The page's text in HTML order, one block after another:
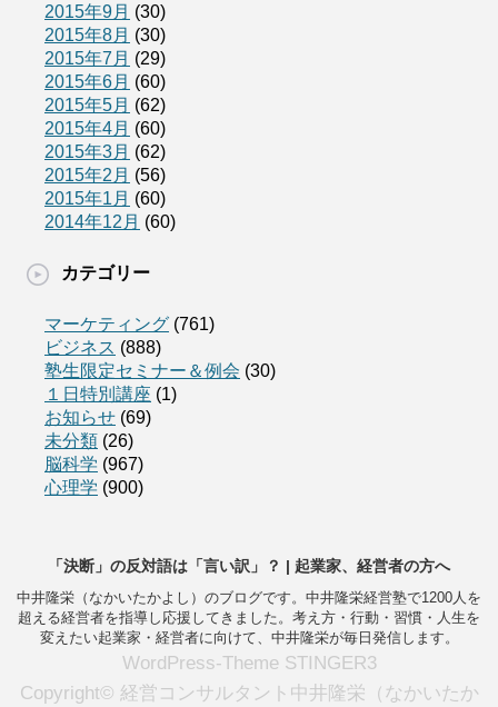
2015年9月 (30)
2015年8月 (30)
2015年7月 (29)
2015年6月 (60)
2015年5月 (62)
2015年4月 (60)
2015年3月 (62)
2015年2月 (56)
2015年1月 (60)
2014年12月 (60)
カテゴリー
マーケティング (761)
ビジネス (888)
塾生限定セミナー＆例会 (30)
１日特別講座 (1)
お知らせ (69)
未分類 (26)
脳科学 (967)
心理学 (900)
「決断」の反対語は「言い訳」？ | 起業家、経営者の方へ
中井隆栄（なかいたかよし）のブログです。中井隆栄経営塾で1200人を
超える経営者を指導し応援してきました。考え方・行動・習慣・人生を
変えたい起業家・経営者に向けて、中井隆栄が毎日発信します。
WordPress-Theme STINGER3
Copyright© 経営コンサルタント中井隆栄（なかいたか